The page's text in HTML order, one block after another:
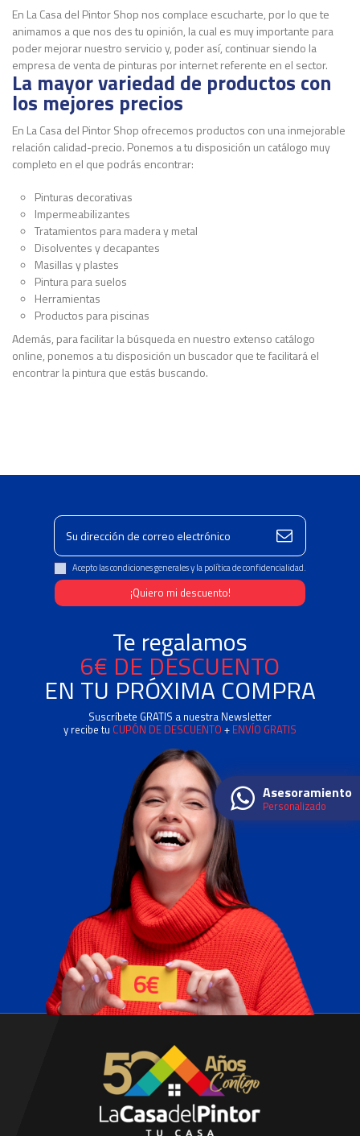
En La Casa del Pintor Shop nos complace escucharte, por lo que te
animamos a que nos des tu opinión, la cual es muy importante para
poder mejorar nuestro servicio y, poder así, continuar siendo la
empresa de venta de pinturas por internet referente en el sector.
La mayor variedad de productos con
los mejores precios
En La Casa del Pintor Shop ofrecemos productos con una inmejorable
relación calidad-precio. Ponemos a tu disposición un catálogo muy
completo en el que podrás encontrar:
Pinturas decorativas
Impermeabilizantes
Tratamientos para madera y metal
Disolventes y decapantes
Masillas y plastes
Pintura para suelos
Herramientas
Productos para piscinas
Además, para facilitar la búsqueda en nuestro extenso catálogo
online, ponemos a tu disposición un buscador que te facilitará el
encontrar la pintura que estás buscando.
Acepto las condiciones generales y la política de confidencialidad.
Te regalamos
6€ DE DESCUENTO
EN TU PRÓXIMA COMPRA
Suscríbete GRATIS a nuestra Newsletter
y recibe tu CUPÓN DE DESCUENTO + ENVÍO GRATIS
Asesoramiento
Personalizado